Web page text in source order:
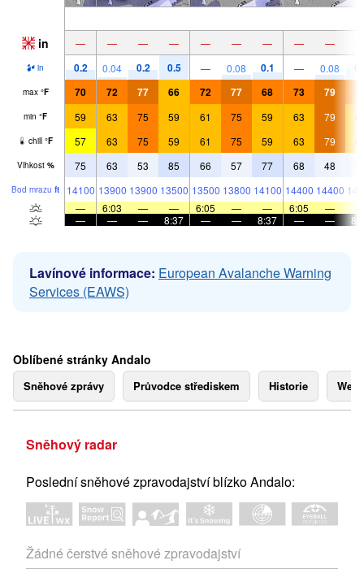
in — — — — — — — — —
in 0.2 0.04 0.2 0.5 — 0.08 0.1 — 0.08
max °F 70 72 77 66 72 77 68 73 79
min °F 59 63 75 59 61 75 59 63 79
chill °F 57 63 75 59 61 75 59 63 79
Vlhkost % 75 63 53 85 66 57 77 68 48
Bod mrazu ft 14100 13900 13900 13500 13500 13800 14100 14400 14400
—
6:03 — — 6:05 — — 6:05 —
—
— — 8:37 — — 8:37 — —
Lavínové informace: European Avalanche Warning
Services (EAWS)
Oblíbené stránky Andalo
Sněhové zprávy Průvodce střediskem Historie
Sněhový radar
Poslední sněhové zpravodajství blízko Andalo:
Žádné čerstvé sněhové zpravodajství